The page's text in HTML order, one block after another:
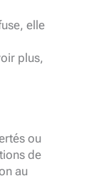
elle
plus,
ou
de
au